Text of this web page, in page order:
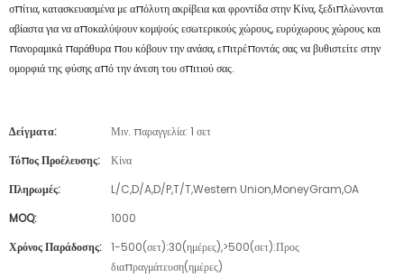
σπίτια, κατασκευασμένα με απόλυτη ακρίβεια και φροντίδα στην Κίνα, ξεδιπλώνονται
αβίαστα για να αποκαλύψουν κομψούς εσωτερικούς χώρους, ευρύχωρους χώρους και
πανοραμικά παράθυρα που κόβουν την ανάσα, επιτρέποντάς σας να βυθιστείτε στην
ομορφιά της φύσης από την άνεση του σπιτιού σας.
Δείγματα:
Μιν. παραγγελία: 1 σετ
Τόπος Προέλευσης:
Κίνα
Πληρωμές:
L/C,D/A,D/P,T/T,Western Union,MoneyGram,OA
MOQ:
1000
Χρόνος Παράδοσης: 1-500(σετ):30(ημέρες),>500(σετ):Προς
διαπραγμάτευση(ημέρες)